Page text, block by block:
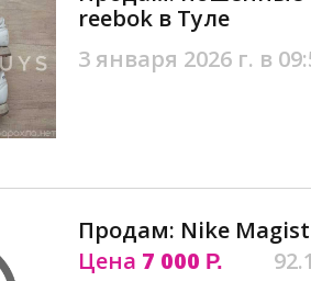
reebok в Туле
3 января 2026 г. в
Продам: Nike
Цена 7 000 Р.